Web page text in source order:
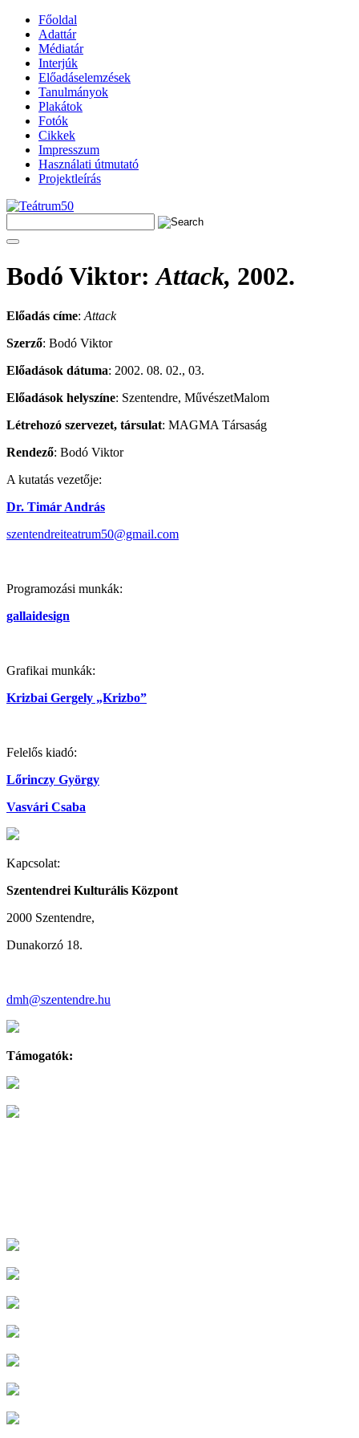
Főoldal
Adattár
Médiatár
Interjúk
Előadáselemzések
Tanulmányok
Plakátok
Fotók
Cikkek
Impresszum
Használati útmutató
Projektleírás
Bodó Viktor:Attack, 2002.
Előadás címe: Attack
Szerző: Bodó Viktor
Előadások dátuma: 2002. 08. 02., 03.
Előadások helyszíne: Szentendre, MűvészetMalom
Létrehozó szervezet, társulat: MAGMA Társaság
Rendező: Bodó Viktor
A kutatás vezetője:
Dr. Timár András
szentendreiteatrum50@gmail.com
Programozási munkák:
gallaidesign
Grafikai munkák:
Krizbai Gergely „Krizbo”
Felelős kiadó:
Lőrinczy György
Vasvári Csaba
Kapcsolat:
Szentendrei Kulturális Központ
2000 Szentendre,
Dunakorzó 18.
dmh@szentendre.hu
Támogatók: